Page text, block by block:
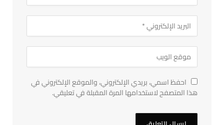
احفظ اسمي، بريدي الإلكتروني، والموقع الإلكتروني في
هذا المتصفح لاستخدامها المرة المقبلة في تعليقي.